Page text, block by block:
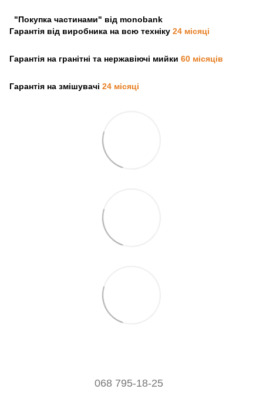
"Покупка частинами" від monobank
Гарантія від виробника на всю техніку 24 місяці
Гарантія на гранітні та нержавіючі мийки 60 місяців
Гарантія на змішувачі 24 місяці
068 795-18-25